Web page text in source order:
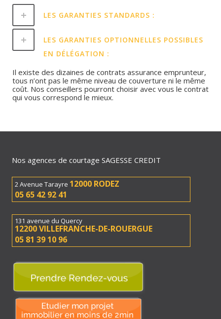
LES GARANTIES STANDARDS :
LES GARANTIES OPTIONNELLES POSSIBLES
EN DÉLÉGATION :
Il existe des dizaines de contrats assurance emprunteur,
tous n’ont pas le même niveau de couverture ni le même
coût. Nos conseillers pourront choisir avec vous le contrat
qui vous correspond le mieux.
Nos agences de courtage SAGESSE CREDIT
2 Avenue Tarayre 12000 RODEZ
05 65 42 92 41
131 avenue du Quercy
12200 VILLEFRANCHE-DE-ROUERGUE
05 81 39 10 96